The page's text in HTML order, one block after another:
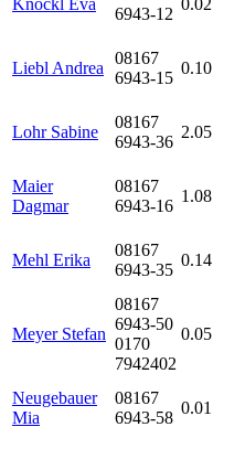
Knöckl Eva
6943-12
0.02
Liebl Andrea
08167
6943-15
0.10
Lohr Sabine
08167
6943-36
2.05
Maier
Dagmar
08167
6943-16
1.08
Mehl Erika
08167
6943-35
0.14
Meyer Stefan
08167
6943-50
0170
7942402
0.05
Neugebauer
Mia
08167
6943-58
0.01